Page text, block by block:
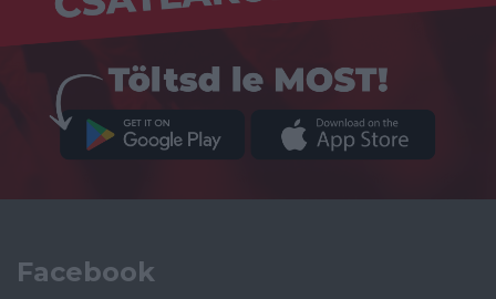
Facebook